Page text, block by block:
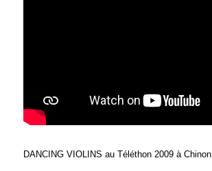
DANCING VIOLINS au Téléthon 2009 à Chinon.